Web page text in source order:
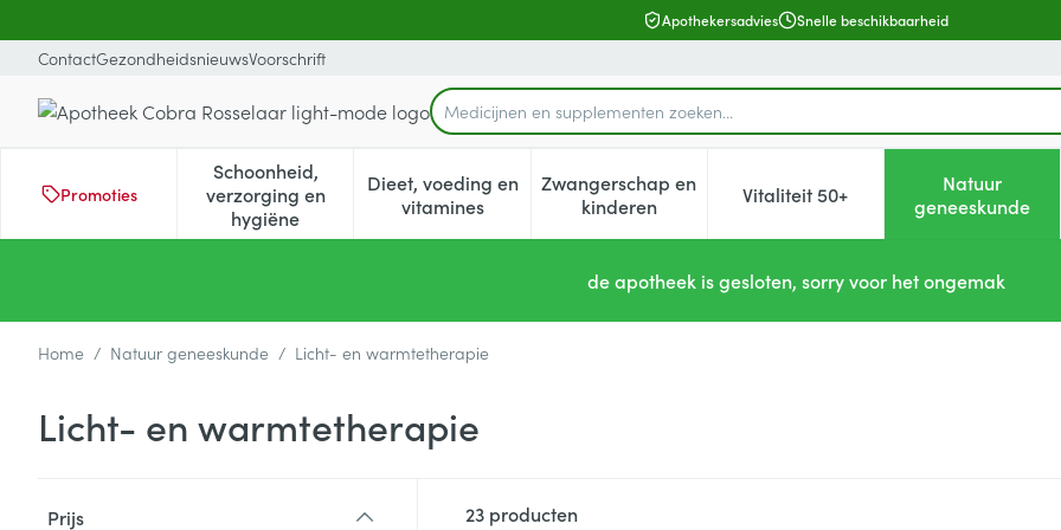
Apothekersadvies Snelle beschikbaarheid
ContactGezondheidsnieuwsVoorschrift
Product, merk, categorie...
Medici
Promoties
Schoonheid,
verzorging en
hygiëne
Toon submenu voor Schoonheid, verzorging en hygiëne categorie
Dieet, voeding en
vitaminesToon submenu voor Dieet, voeding en vitamines categorie
Zwangerschap en
kinderenToon submenu voor Zwangerschap en kinderen
Vitaliteit 50+Toon submenu voor Vitaliteit
Natuur
geneeskunde
Toon
de apotheek is gesloten, sorry voor het ongemak
Home / Natuur geneeskunde / Licht- en warmtetherapie
Licht- en warmtetherapie
Prijs
23 producten